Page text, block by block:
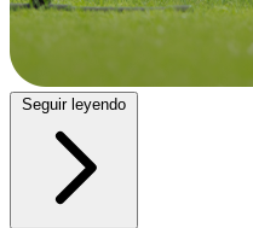
Seguir leyendo